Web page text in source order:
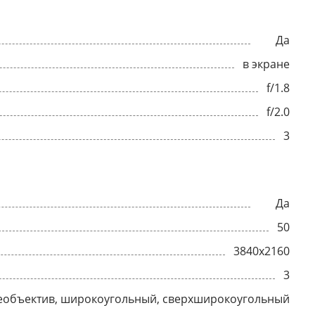
Да
в экране
f/1.8
f/2.0
3
Да
50
3840x2160
3
широкоугольный, сверхширокоугольный